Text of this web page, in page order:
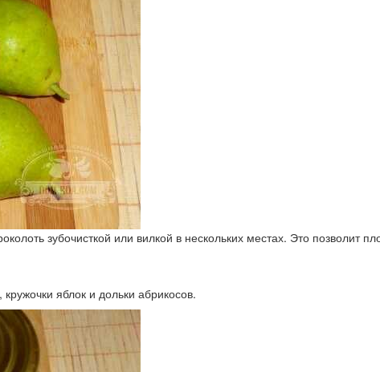
зубочисткой или вилкой в нескольких местах. Это позволит
яблок и дольки абрикосов.